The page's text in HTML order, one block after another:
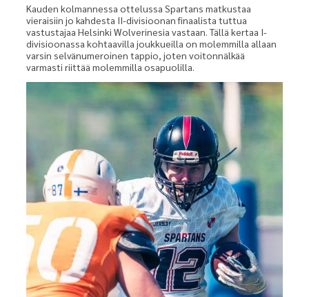
Kauden kolmannessa ottelussa Spartans matkustaa
vieraisiin jo kahdesta II-divisioonan finaalista tuttua
vastustajaa Helsinki Wolverinesia vastaan. Tällä kertaa I-
divisioonassa kohtaavilla joukkueilla on molemmilla allaan
varsin selvänumeroinen tappio, joten voitonnälkää
varmasti riittää molemmilla osapuolilla.